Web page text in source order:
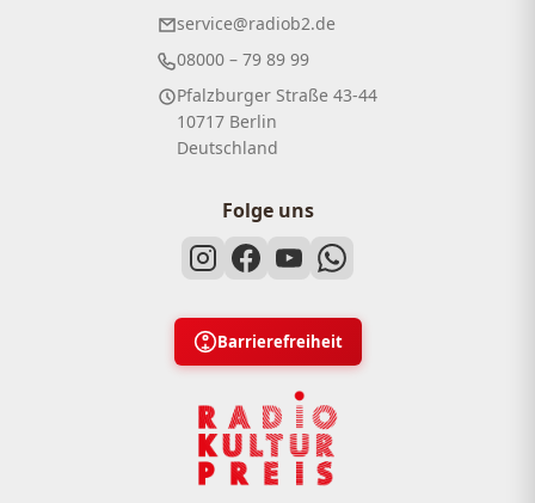
service@radiob2.de
08000 – 79 89 99
Pfalzburger Straße 43-44
10717 Berlin
Deutschland
Folge uns
Barrierefreiheit